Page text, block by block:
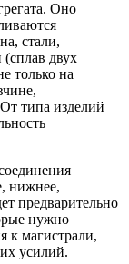
Оно
стали,
двух
только на
типа изделий
нижнее,
предварительно
нужно
к магистрали,
усилий.